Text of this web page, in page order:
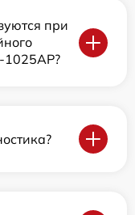
при
1025AP?